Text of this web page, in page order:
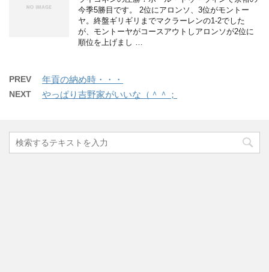
今季5勝目です。 2位にアロンソ、3位がモントー
ヤ。終盤ギリギリまでマクラーレンの1-2でした
が、モントーヤがコースアウトしアロンソが2位に
順位を上げまし …
PREV 年貢の納め時・・・
NEXT やっぱり吉野家がいいな（＾＾；